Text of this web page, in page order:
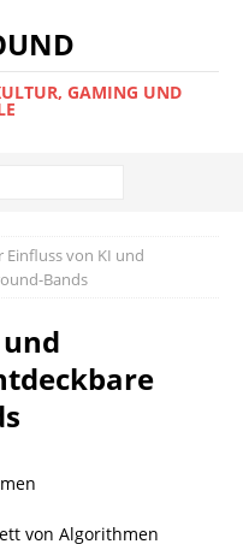
GAMING UND
Einfluss von KI und
Bands
von Algorithmen